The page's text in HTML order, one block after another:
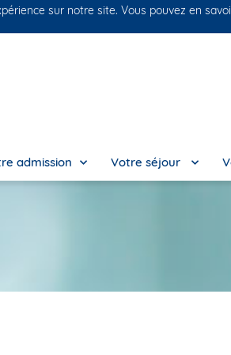
admission Votre séjour
sur notre site. Vous pouvez en